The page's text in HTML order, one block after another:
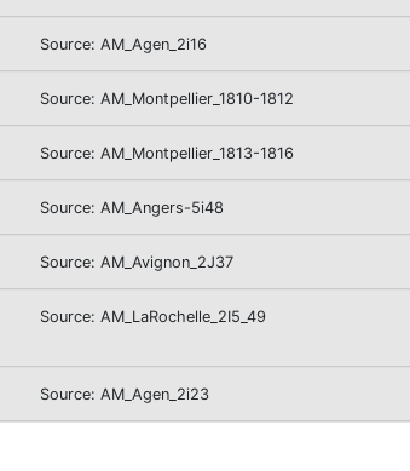
Source: AM_Agen_2i16
Source: AM_Montpellier_1810-1812
Source: AM_Montpellier_1813-1816
Source: AM_Angers-5i48
Source: AM_Avignon_2J37
Source: AM_LaRochelle_2I5_49
Source: AM_Agen_2i23